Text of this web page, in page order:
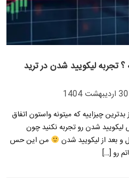
تجربه لیکویید شدن در ترید
30 اردیبهشت 1404
چیزاییه که میتونه واستون اتفاق
شدن رو تجربه نکنید چون
بعد از لیکویید شدن
من این حس
رو […]